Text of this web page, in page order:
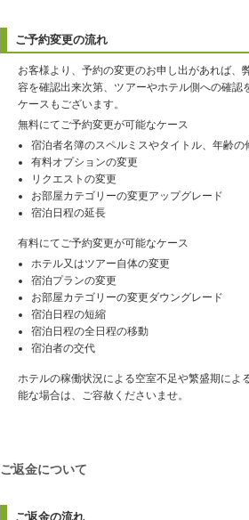
ご予約変更の流れ
お客様より、予約の変更のお申し出があれば
容を確認出来次第、ツアーやホテル側への確
ケースもございます。
無料にてご予約変更が可能なケース
宿泊者名簿のスペルミスやタイトル、年齢の
有料オプションの変更
リクエストの変更
お部屋カテゴリーの変更アップグレード
宿泊日程の延長
有料にてご予約変更が可能なケース
ホテル又はツアー自体の変更
宿泊プランの変更
お部屋カテゴリーの変更ダウングレード
宿泊日程の短縮
宿泊日程の全日程の移動
宿泊者の交代
ホテルの稼働状況による空室不足や繁盛期に
能な場合は、ご容赦くださいませ。
ご返金について
ご返金の流れ